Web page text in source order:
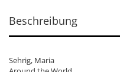
Beschreibung
Sehrig, Maria